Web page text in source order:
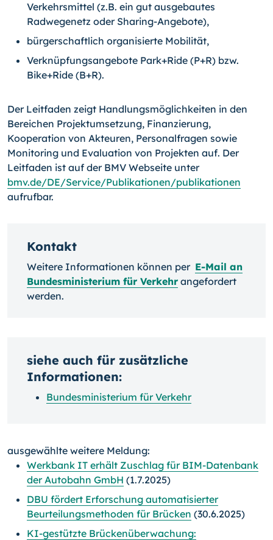
Verkehrsmittel (z.B. ein gut ausgebautes
Radwegenetz oder Sharing-Angebote),
bürgerschaftlich organisierte Mobilität,
Verknüpfungsangebote Park+Ride (P+R) bzw.
Bike+Ride (B+R).
Der Leitfaden zeigt Handlungsmöglichkeiten in den
Bereichen Projektumsetzung, Finanzierung,
Kooperation von Akteuren, Personalfragen sowie
Monitoring und Evaluation von Projekten auf. Der
Leitfaden ist auf der BMV Webseite unter
bmv.de/DE/Service/Publikationen/publikationen
aufrufbar.
Kontakt
Weitere Informationen können per E-Mail an
Bundesministerium für Verkehr angefordert
werden.
siehe auch für zusätzliche
Informationen:
Bundesministerium für Verkehr
ausgewählte weitere Meldung:
Werkbank IT erhält Zuschlag für BIM-Datenbank
der Autobahn GmbH (1.7.2025)
DBU fördert Erforschung automatisierter
Beurteilungsmethoden für Brücken (30.6.2025)
KI-gestützte Brückenüberwachung: